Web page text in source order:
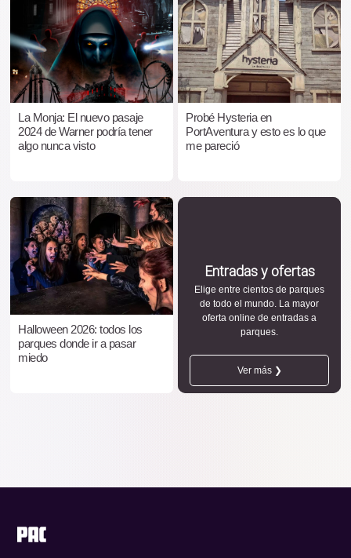
La Monja: El nuevo pasaje
2024 de Warner podría tener
algo nunca visto
Probé Hysteria en
PortAventura y esto es lo que
me pareció
Halloween 2026: todos los
parques donde ir a pasar
miedo
Entradas y ofertas
Elige entre cientos de parques
de todo el mundo. La mayor
oferta online de entradas a
parques.
Ver más ❯